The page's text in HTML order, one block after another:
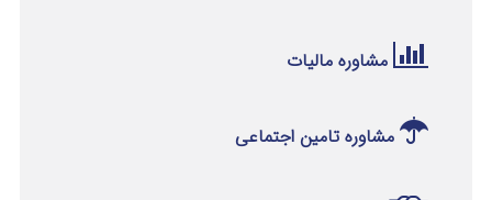
مشاوره مالیات
مشاوره تامین اجتماعی